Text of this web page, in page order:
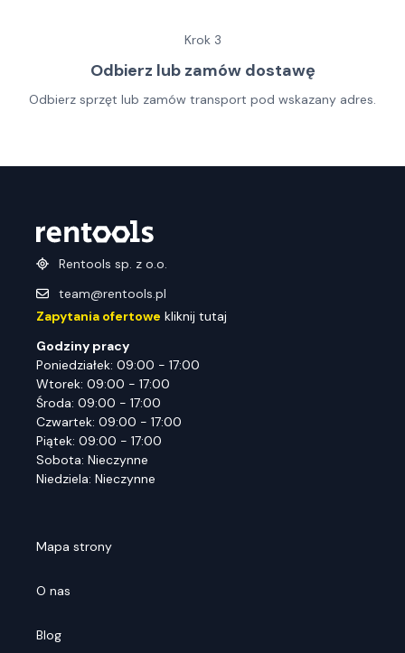
Krok 3
Odbierz lub zamów dostawę
Odbierz sprzęt lub zamów transport pod wskazany adres.
Rentools sp. z o.o.
team@rentools.pl
Zapytania ofertowe kliknij tutaj
Godziny pracy
Poniedziałek: 09:00 - 17:00
Wtorek: 09:00 - 17:00
Środa: 09:00 - 17:00
Czwartek: 09:00 - 17:00
Piątek: 09:00 - 17:00
Sobota: Nieczynne
Niedziela: Nieczynne
Mapa strony
O nas
Blog